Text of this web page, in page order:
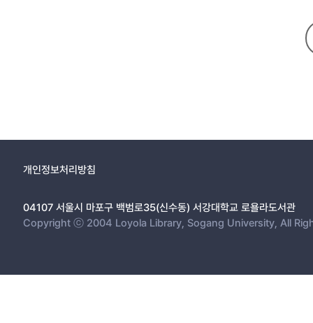
개인정보처리방침
04107 서울시 마포구 백범로35(신수동) 서강대학교 로욜라도서관
Copyright ⓒ 2004 Loyola Library, Sogang University, All